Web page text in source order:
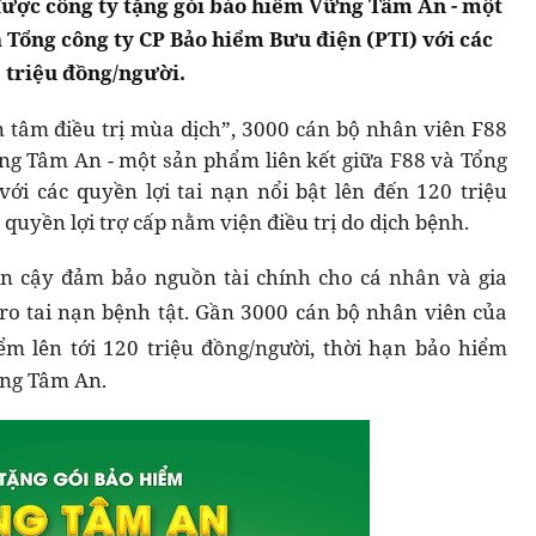
công ty CP Bảo hiểm Bưu điện (PTI) với các
triệu đồng/người.
điều trị mùa dịch”, 3000 cán bộ nhân viên F88
Tâm An - một sản phẩm liên kết giữa F88 và Tổng
các quyền lợi tai nạn nổi bật lên đến 120 triệu
lợi trợ cấp nằm viện điều trị do dịch bệnh.
cậy đảm bảo nguồn tài chính cho cá nhân và gia
tai nạn bệnh tật. Gần 3000 cán bộ nhân viên của
lên tới 120 triệu đồng/người, thời hạn bảo hiểm
Tâm An.